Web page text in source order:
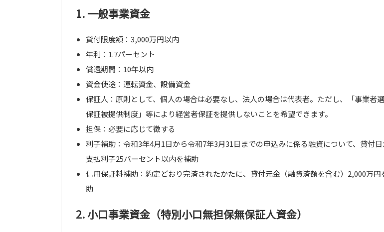
1. 一般事業資金
貸付限度額：3,000万円以内
年利：1.7パーセント
償還期間：10年以内
資金使途：運転資金、設備資金
保証人：原則として、個人の場合は必要なし、法人の場合は代表者。ただし、「事業者
保証被提供制度」等により経営者保証を提供しないことを希望できます。
担保：必要に応じて徴する
利子補助：令和3年4月1日から令和7年3月31日までの申込みに係る融資について、貸付
支払利子25パーセント以内を補助
信用保証料補助：約定どおり完済されたかたに、貸付元金（融資済額を含む）2,000万円
助
2. 小口事業資金（特別小口無担保無保証人資金）